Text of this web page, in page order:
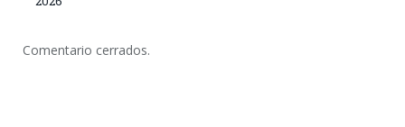
Comentario cerrados.